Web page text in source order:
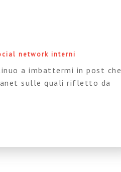
network interni
a imbattermi in post che
sulle quali rifletto da
[…]